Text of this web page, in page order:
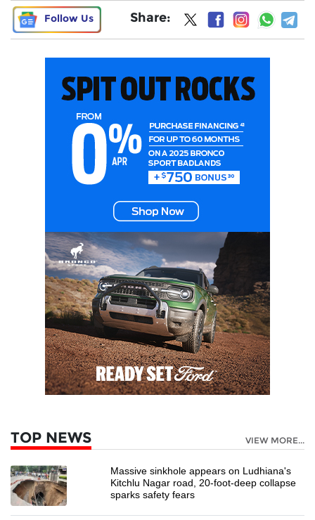
Follow Us Share:
TOP NEWS VIEW MORE...
Massive sinkhole appears on Ludhiana's
Kitchlu Nagar road, 20-foot-deep collapse
sparks safety fears